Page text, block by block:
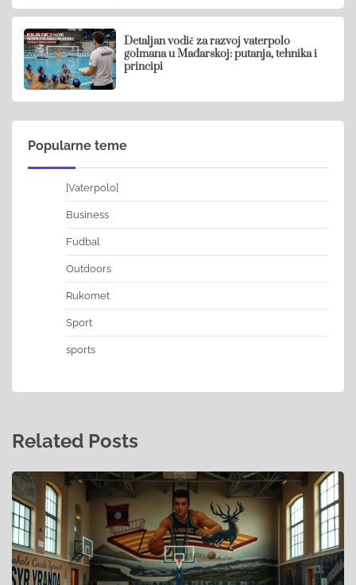
Detaljan vodič za razvoj vaterpolo
golmana u Mađarskoj: putanja, tehnika i
principi
Popularne teme
[Vaterpolo]
Business
Fudbal
Outdoors
Rukomet
Sport
sports
Related Posts